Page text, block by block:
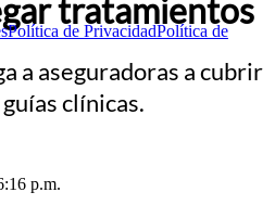
Política de PrivacidadPolítica de
tratamientos
a aseguradoras a cubrir
clínicas.
p.m.